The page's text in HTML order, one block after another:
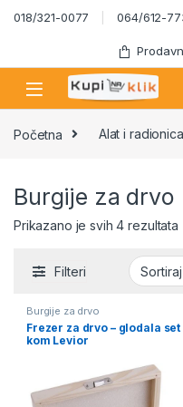
Skip to navigation
Skip to content
018/321-0077 064/612-
Početna Alat i radionica
Burgije za drvo
Prikazano je svih 4 rezultata
Filteri
Burgije za drvo
Frezer za drvo – glodala set
kom Levior